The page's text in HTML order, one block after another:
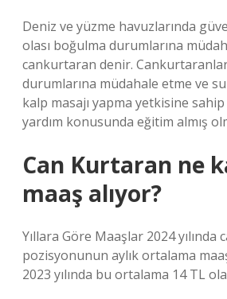
Deniz ve yüzme havuzlarında
olası boğulma durumlarına
cankurtaran denir.
durumlarına müdahale etme ve
kalp masajı yapma yetkisine
yardım konusunda eğitim almış
Can Kurtaran ne
maaş alıyor?
Yıllara Göre Maaşlar 2024 yılında
pozisyonunun aylık ortalama
2023 yılında bu ortalama 14 TL